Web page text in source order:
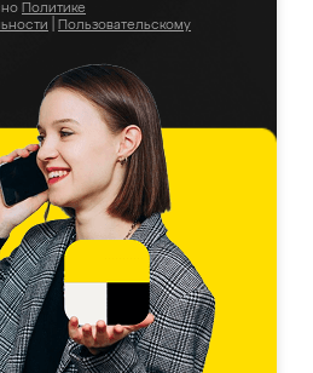
Политике
Пользовательскому